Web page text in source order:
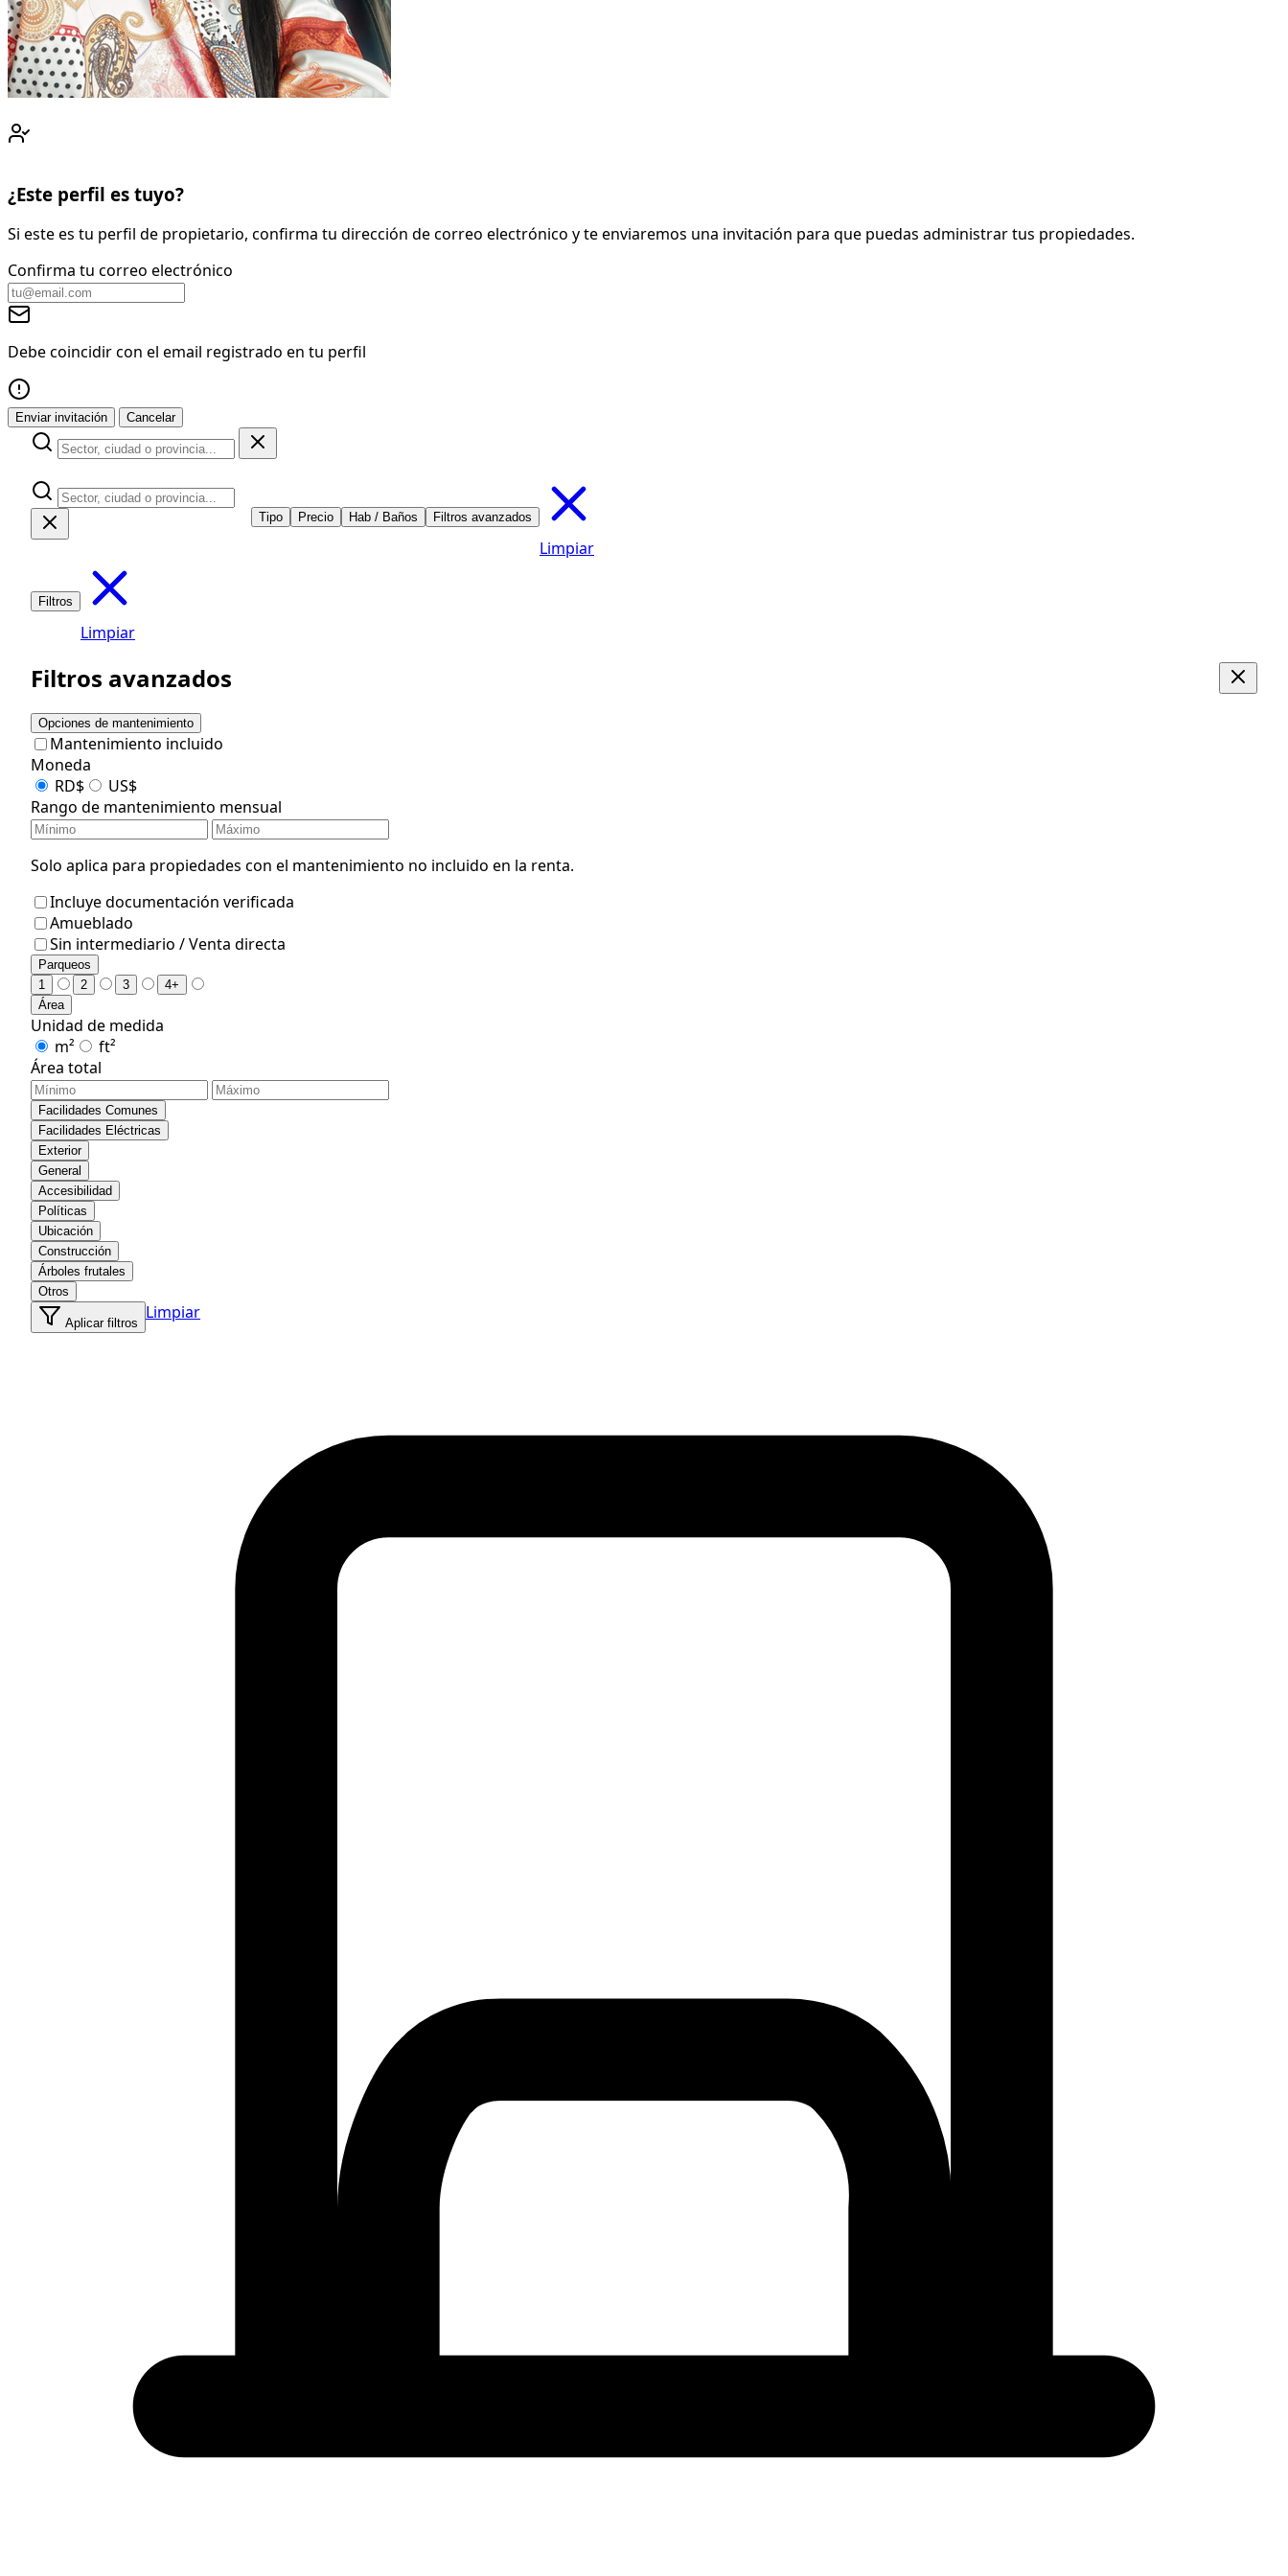
¿Este perfil es tuyo?
Si este es tu perfil de propietario, confirma tu dirección de correo electrónico y te enviaremos una invitación para que puedas administrar tus propiedades.
Confirma tu correo electrónico
Debe coincidir con el email registrado en tu perfil
Enviar invitación Cancelar
Tipo Precio Hab / Baños Filtros avanzados
Limpiar
Filtros
Limpiar
Filtros avanzados
Opciones de mantenimiento
Mantenimiento incluido
Moneda
RD$
US$
Rango de mantenimiento mensual
Solo aplica para propiedades con el mantenimiento no incluido en la renta.
Incluye documentación verificada
Amueblado
Sin intermediario / Venta directa
Parqueos
1
2 3
4+
Área
Unidad de medida
m²
ft²
Área total
Facilidades Comunes
Facilidades Eléctricas
Exterior
General
Accesibilidad
Políticas
Ubicación
Construcción
Árboles frutales
Otros
Aplicar filtros
Limpiar